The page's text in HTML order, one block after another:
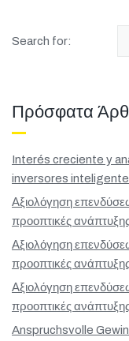
Search for:
Πρόσφατα
Interés creciente y
inversores
Αξιολόγηση
προοπτικές
Αξιολόγηση
προοπτικές
Αξιολόγηση
προοπτικές
Anspruchsvolle